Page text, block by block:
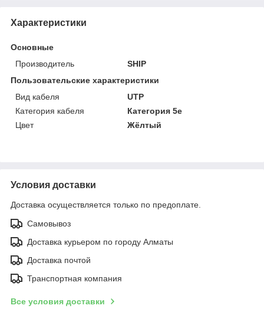
Характеристики
Основные
Производитель
SHIP
Пользовательские характеристики
Вид кабеля
UTP
Категория кабеля
Категория 5е
Цвет
Жёлтый
Условия доставки
Доставка осуществляется только по предоплате.
Самовывоз
Доставка курьером по городу Алматы
Доставка почтой
Транспортная компания
Все условия доставки